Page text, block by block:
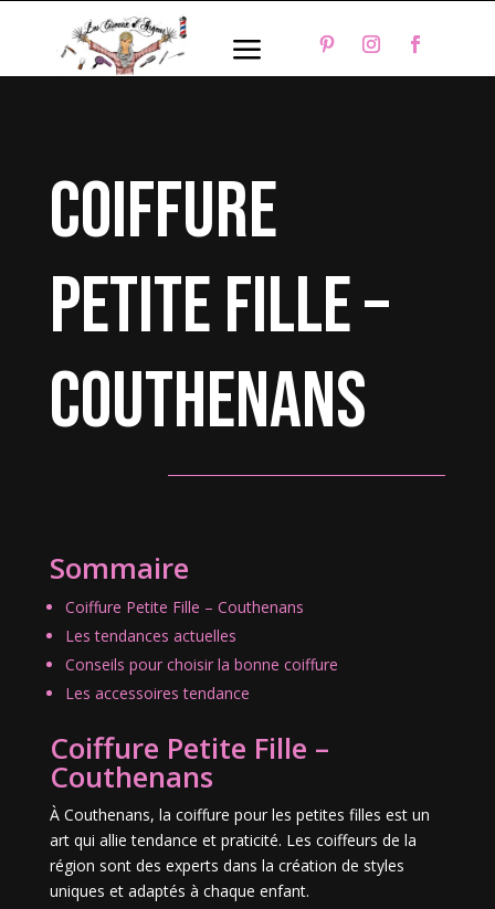
a
coiffure
petite fille –
Couthenans
Sommaire
Coiffure Petite Fille – Couthenans
Les tendances actuelles
Conseils pour choisir la bonne coiffure
Les accessoires tendance
Coiffure Petite Fille –
Couthenans
À Couthenans, la coiffure pour les petites filles est un
art qui allie tendance et praticité. Les coiffeurs de la
région sont des experts dans la création de styles
uniques et adaptés à chaque enfant.